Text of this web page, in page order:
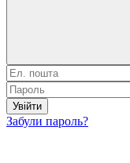
Увійти
Забули пароль?